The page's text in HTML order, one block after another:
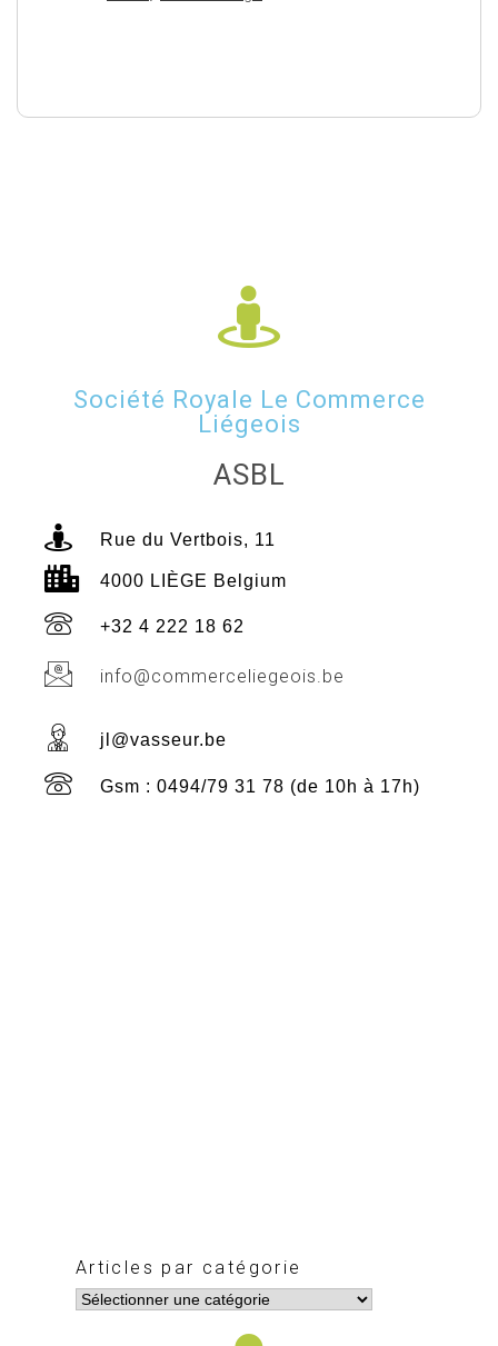
Société Royale Le Commerce
Liégeois
ASBL
Rue du Vertbois, 11
4000 LIÈGE Belgium
+32 4 222 18 62
info@commerceliegeois.be
jl@vasseur.be
Gsm : 0494/79 31 78 (de 10h à 17h)
Articles par catégorie